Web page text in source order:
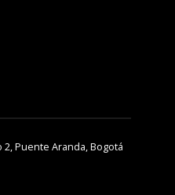
2, Puente Aranda, Bogotá